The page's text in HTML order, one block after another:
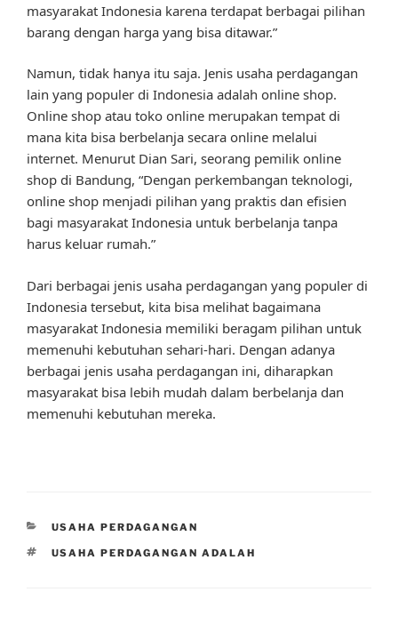
masyarakat Indonesia karena terdapat berbagai pilihan
barang dengan harga yang bisa ditawar.”
Namun, tidak hanya itu saja. Jenis usaha perdagangan
lain yang populer di Indonesia adalah online shop.
Online shop atau toko online merupakan tempat di
mana kita bisa berbelanja secara online melalui
internet. Menurut Dian Sari, seorang pemilik online
shop di Bandung, “Dengan perkembangan teknologi,
online shop menjadi pilihan yang praktis dan efisien
bagi masyarakat Indonesia untuk berbelanja tanpa
harus keluar rumah.”
Dari berbagai jenis usaha perdagangan yang populer di
Indonesia tersebut, kita bisa melihat bagaimana
masyarakat Indonesia memiliki beragam pilihan untuk
memenuhi kebutuhan sehari-hari. Dengan adanya
berbagai jenis usaha perdagangan ini, diharapkan
masyarakat bisa lebih mudah dalam berbelanja dan
memenuhi kebutuhan mereka.
CATEGORIES
USAHA PERDAGANGAN
TAGS
USAHA PERDAGANGAN ADALAH